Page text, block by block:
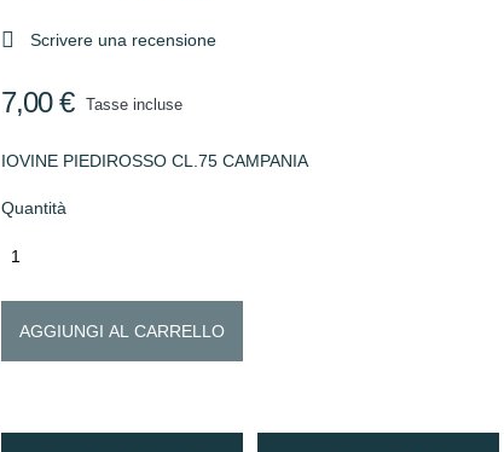
 Scrivere una recensione
7,00 € Tasse incluse
IOVINE PIEDIROSSO CL.75 CAMPANIA
Quantità
AGGIUNGI AL CARRELLO